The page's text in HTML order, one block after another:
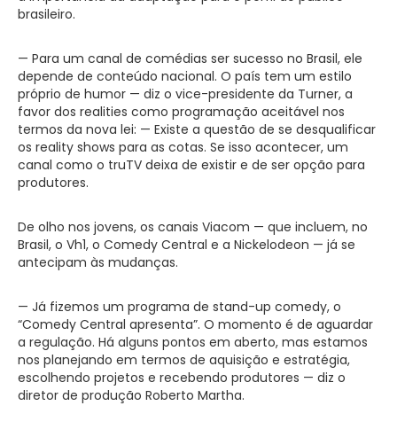
brasileiro.
— Para um canal de comédias ser sucesso no Brasil, ele
depende de conteúdo nacional. O país tem um estilo
próprio de humor — diz o vice-presidente da Turner, a
favor dos realities como programação aceitável nos
termos da nova lei: — Existe a questão de se desqualificar
os reality shows para as cotas. Se isso acontecer, um
canal como o truTV deixa de existir e de ser opção para
produtores.
De olho nos jovens, os canais Viacom — que incluem, no
Brasil, o Vh1, o Comedy Central e a Nickelodeon — já se
antecipam às mudanças.
— Já fizemos um programa de stand-up comedy, o
“Comedy Central apresenta”. O momento é de aguardar
a regulação. Há alguns pontos em aberto, mas estamos
nos planejando em termos de aquisição e estratégia,
escolhendo projetos e recebendo produtores — diz o
diretor de produção Roberto Martha.